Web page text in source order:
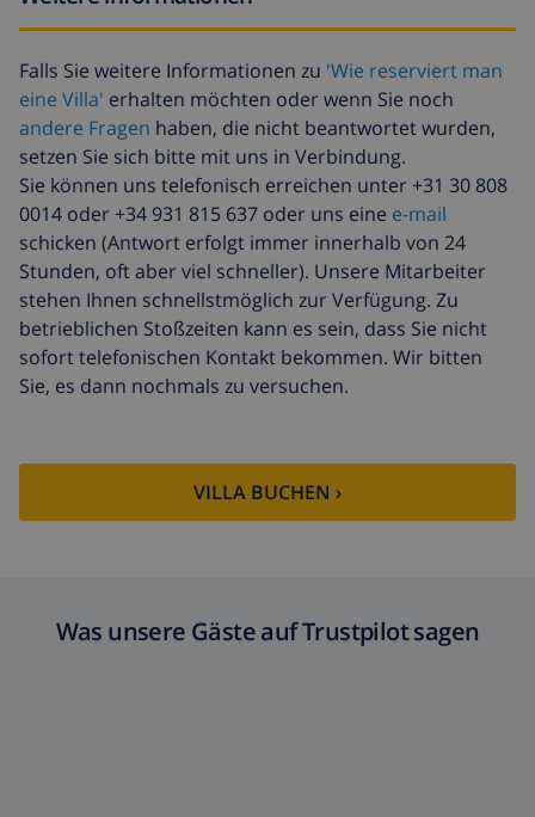
Kindersitz
einschließlich
Heizung
einschließlich
Verspätete ankunft
einschließlich
Zusätzliche
bettwäsche
17,59 $ pro Person
Zusätzliche
handtücher
8,80 $ pro Person
Späte abreise
113,75 $
Zusätzliche
reinigung
basiert auf den
Energieverbrauch
Falls Sie weitere Informationen zu 'Wie reserviert man
eine Villa' erhalten möchten oder wenn Sie noch
andere Fragen haben, die nicht beantwortet wurden,
setzen Sie sich bitte mit uns in Verbindung.
Sie können uns telefonisch erreichen unter +31 30 808
0014 oder +34 931 815 637 oder uns eine e-mail
schicken (Antwort erfolgt immer innerhalb von 24
Stunden, oft aber viel schneller). Unsere Mitarbeiter
stehen Ihnen schnellstmöglich zur Verfügung. Zu
betrieblichen Stoßzeiten kann es sein, dass Sie nicht
sofort telefonischen Kontakt bekommen. Wir bitten
Sie, es dann nochmals zu versuchen.
VILLA BUCHEN ›
Was unsere Gäste auf Trustpilot sagen